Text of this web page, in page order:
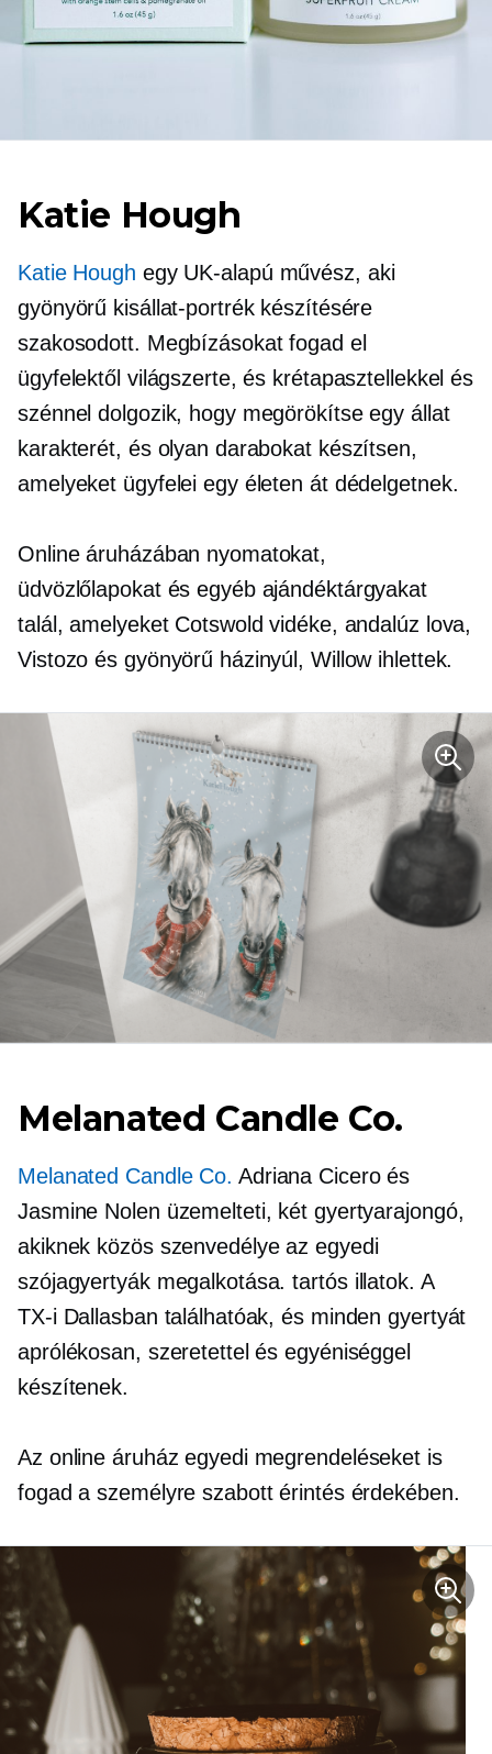
Katie Hough
Katie Hough egy UK-alapú művész, aki
gyönyörű kisállat-portrék készítésére
szakosodott. Megbízásokat fogad el
ügyfelektől világszerte, és krétapasztellekkel és
szénnel dolgozik, hogy megörökítse egy állat
karakterét, és olyan darabokat készítsen,
amelyeket ügyfelei egy életen át dédelgetnek.
Online áruházában nyomatokat,
üdvözlőlapokat és egyéb ajándéktárgyakat
talál, amelyeket Cotswold vidéke, andalúz lova,
Vistozo és gyönyörű házinyúl, Willow ihlettek.
Melanated Candle Co.
Melanated Candle Co. Adriana Cicero és
Jasmine Nolen üzemelteti, két gyertyarajongó,
akiknek közös szenvedélye az egyedi
szójagyertyák megalkotása.tartósillatok. A
TX-i Dallasban találhatóak, és minden gyertyát
aprólékosan, szeretettel és egyéniséggel
készítenek.
Az online áruház egyedi megrendeléseket is
fogad a személyre szabott érintés érdekében.